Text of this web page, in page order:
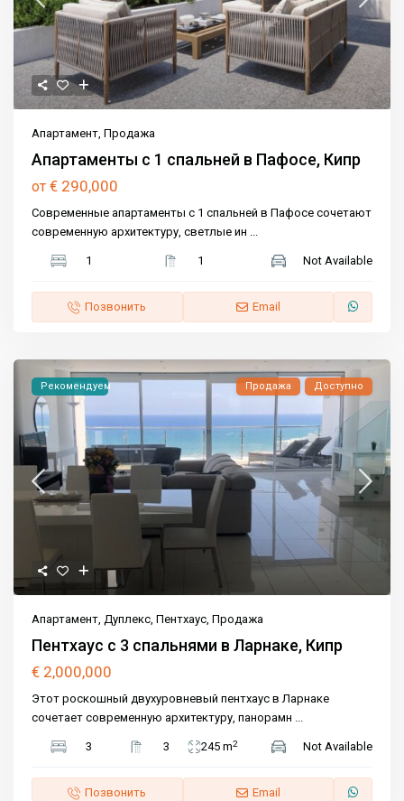
Апартамент,Продажа
Апартаменты с 1 спальней в Пафосе, Кипр
от € 290,000
Современные апартаменты с 1 спальней в Пафосе сочетают
современную архитектуру, светлые ин ...
1 1 Not Available
Позвонить Email
Рекомендуем Продажа Доступно
Апартамент,Дуплекс,Пентхаус,Продажа
Пентхаус с 3 спальнями в Ларнаке, Кипр
€ 2,000,000
Этот роскошный двухуровневый пентхаус в Ларнаке
сочетает современную архитектуру, панорамн ...
3 3 245 m2 Not Available
Позвонить Email